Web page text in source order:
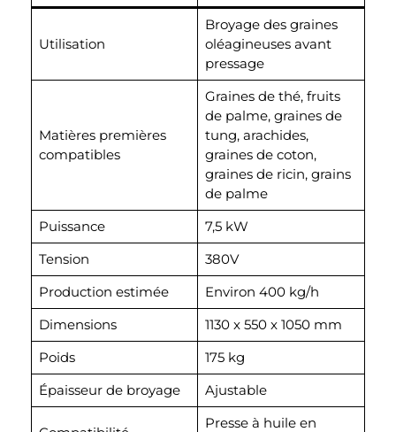
Utilisation
Broyage des graines
oléagineuses avant
pressage
Matières premières
compatibles
Graines de thé, fruits
de palme, graines de
tung, arachides,
graines de coton,
graines de ricin, grains
de palme
Puissance
7,5 kW
Tension
380V
Production estimée
Environ 400 kg/h
Dimensions
1130 x 550 x 1050 mm
Poids
175 kg
Épaisseur de broyage
Ajustable
Presse à huile en